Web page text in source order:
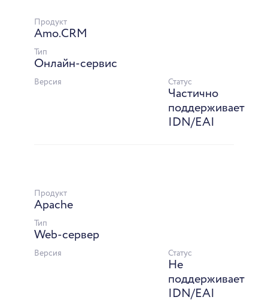
Продукт
Amo.CRM
Тип
Онлайн-сервис
Версия Статус
Частично
поддерживает
IDN/EAI
Продукт
Apache
Тип
Web-сервер
Версия Статус
Не
поддерживает
IDN/EAI